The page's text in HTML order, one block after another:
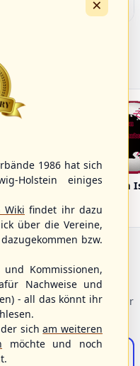
Alligators Fehmarn
Sie einen Einstieg für
1986 hat sich
Holstein einiges
Wiki findet ihr dazu
über die Vereine,
bzw.
und Kommissionen,
Nachweise und
- all das könnt ihr
der sicham weiteren
möchte und noch